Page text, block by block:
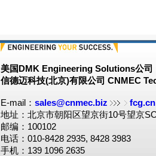
美国DMK Engineering Solutions公司
信德迈科技(北京)有限公司 CNMEC
E-mail： sales@cnmec.biz
地址：北京市朝阳区望京街10号望京
邮编：100102
电话：010-8428 2935, 8428 3983
手机：139 1096 2635